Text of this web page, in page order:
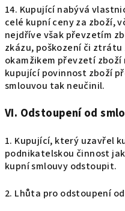
14. Kupující nabývá
celé kupní ceny za zboží,
nejdříve však převzetím
zkázu, poškození či
okamžikem převzetí zboží
kupující povinnost zboží
smlouvou tak neučinil.
VI. Odstoupení od
1. Kupující, který uzavřel
podnikatelskou činnost
kupní smlouvy odstoupit.
2. Lhůta pro odstoupení